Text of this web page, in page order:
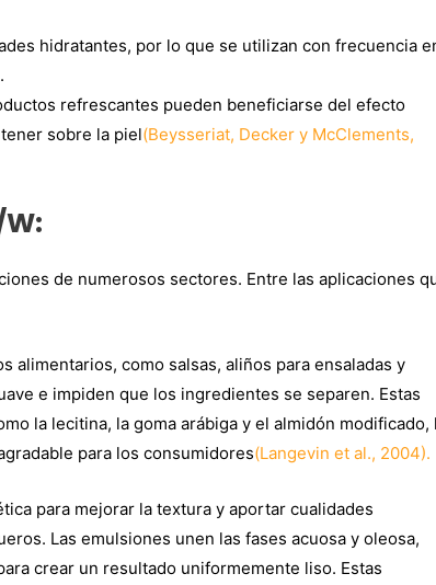
hidratantes, por lo que se utilizan con frecuencia
refrescantes pueden beneficiarse del efecto
sobre la piel(Beysseriat, Decker y McClements,
de numerosos sectores. Entre las aplicaciones
alimentarios, como salsas, aliños para ensaladas y
e impiden que los ingredientes se separen. Estas
la lecitina, la goma arábiga y el almidón modificado,
para los consumidores(Langevin et al., 2004).
para mejorar la textura y aportar cualidades
Las emulsiones unen las fases acuosa y oleosa,
crear un resultado uniformemente liso. Estas